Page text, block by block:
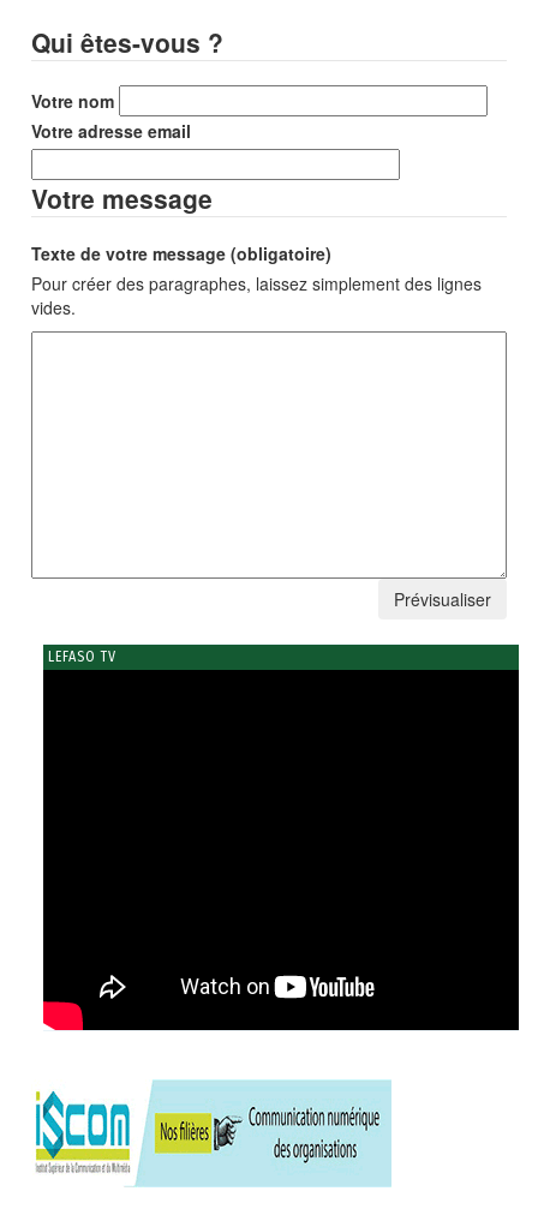
Qui êtes-vous ?
Votre nom
Votre adresse email
Votre message
Texte de votre message (obligatoire)
Pour créer des paragraphes, laissez simplement des lignes
vides.
LEFASO TV